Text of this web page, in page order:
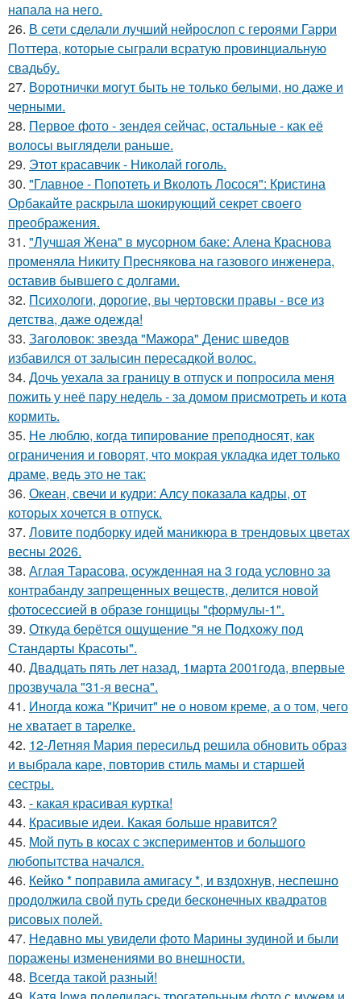
напала на него.
26. В сети сделали лучший нейрослоп с героями Гарри
Поттера, которые сыграли всратую провинциальную
свадьбу.
27. Воротнички могут быть не только белыми, но даже и
черными.
28. Первое фото - зендея сейчас, остальные - как её
волосы выглядели раньше.
29. Этот красавчик - Николай гоголь.
30. "Главное - Попотеть и Вколоть Лосося": Кристина
Орбакайте раскрыла шокирующий секрет своего
преображения.
31. "Лучшая Жена" в мусорном баке: Алена Краснова
променяла Никиту Преснякова на газового инженера,
оставив бывшего с долгами.
32. Психологи, дорогие, вы чертовски правы - все из
детства, даже одежда!
33. Заголовок: звезда "Мажора" Денис шведов
избавился от залысин пересадкой волос.
34. Дочь уехала за границу в отпуск и попросила меня
пожить у неё пару недель - за домом присмотреть и кота
кормить.
35. Не люблю, когда типирование преподносят, как
ограничения и говорят, что мокрая укладка идет только
драме, ведь это не так:
36. Океан, свечи и кудри: Алсу показала кадры, от
которых хочется в отпуск.
37. Ловите подборку идей маникюра в трендовых цветах
весны 2026.
38. Аглая Тарасова, осужденная на 3 года условно за
контрабанду запрещенных веществ, делится новой
фотосессией в образе гонщицы "формулы-1".
39. Откуда берётся ощущение "я не Подхожу под
Стандарты Красоты".
40. Двадцать пять лет назад, 1марта 2001года, впервые
прозвучала "31-я весна".
41. Иногда кожа "Кричит" не о новом креме, а о том, чего
не хватает в тарелке.
42. 12-Летняя Мария пересильд решила обновить образ
и выбрала каре, повторив стиль мамы и старшей
сестры.
43. - какая красивая куртка!
44. Красивые идеи. Какая больше нравится?
45. Мой путь в косах с экспериментов и большого
любопытства начался.
46. Кейко * поправила амигасу *, и вздохнув, неспешно
продолжила свой путь среди бесконечных квадратов
рисовых полей.
47. Недавно мы увидели фото Марины зудиной и были
поражены изменениями во внешности.
48. Всегда такой разный!